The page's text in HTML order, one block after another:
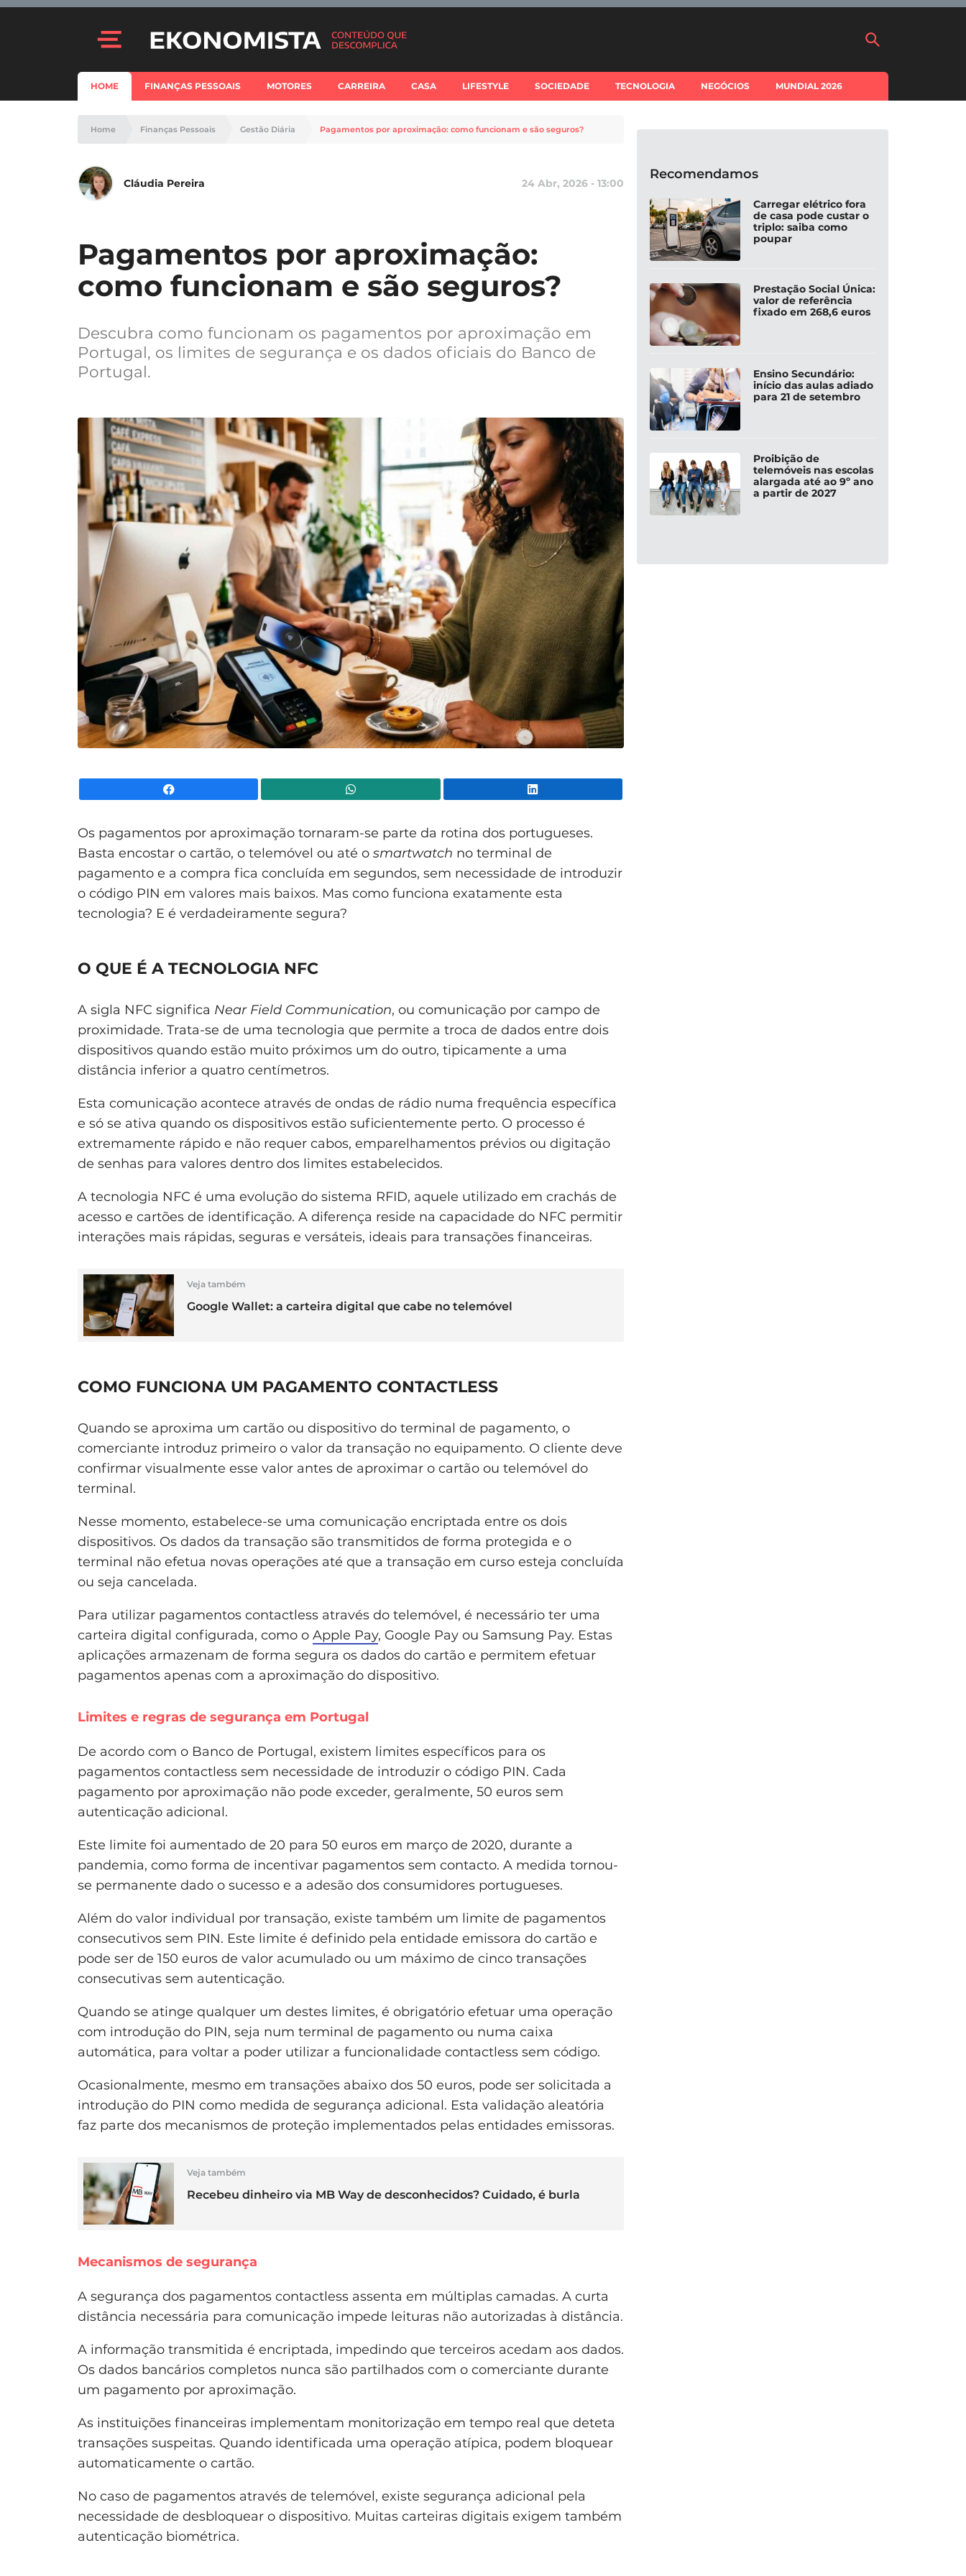
HOME FINANÇAS PESSOAIS MOTORES CARREIRA CASA LIFESTYLE SOCIEDADE TECNOLOGIA NEGÓCIOS MUNDIAL 2026
Home Finanças Pessoais Gestão Diária Pagamentos por aproximação: como funcionam e são seguros?
Cláudia Pereira 24 Abr, 2026 - 13:00
Pagamentos por aproximação:
como funcionam e são seguros?
Descubra como funcionam os pagamentos por aproximação em
Portugal, os limites de segurança e os dados oficiais do Banco de
Portugal.
Os pagamentos por aproximação tornaram-se parte da rotina dos portugueses.
Basta encostar o cartão, o telemóvel ou até o smartwatch no terminal de
pagamento e a compra fica concluída em segundos, sem necessidade de introduzir
o código PIN em valores mais baixos. Mas como funciona exatamente esta
tecnologia? E é verdadeiramente segura?
O QUE É A TECNOLOGIA NFC
A sigla NFC significa Near Field Communication, ou comunicação por campo de
proximidade. Trata-se de uma tecnologia que permite a troca de dados entre dois
dispositivos quando estão muito próximos um do outro, tipicamente a uma
distância inferior a quatro centímetros.
Esta comunicação acontece através de ondas de rádio numa frequência específica
e só se ativa quando os dispositivos estão suficientemente perto. O processo é
extremamente rápido e não requer cabos, emparelhamentos prévios ou digitação
de senhas para valores dentro dos limites estabelecidos.
A tecnologia NFC é uma evolução do sistema RFID, aquele utilizado em crachás de
acesso e cartões de identificação. A diferença reside na capacidade do NFC permitir
interações mais rápidas, seguras e versáteis, ideais para transações financeiras.
Veja também
Google Wallet: a carteira digital que cabe no telemóvel
COMO FUNCIONA UM PAGAMENTO CONTACTLESS
Quando se aproxima um cartão ou dispositivo do terminal de pagamento, o
comerciante introduz primeiro o valor da transação no equipamento. O cliente deve
confirmar visualmente esse valor antes de aproximar o cartão ou telemóvel do
terminal.
Nesse momento, estabelece-se uma comunicação encriptada entre os dois
dispositivos. Os dados da transação são transmitidos de forma protegida e o
terminal não efetua novas operações até que a transação em curso esteja concluída
ou seja cancelada.
Para utilizar pagamentos contactless através do telemóvel, é necessário ter uma
carteira digital configurada, como o Apple Pay, Google Pay ou Samsung Pay. Estas
aplicações armazenam de forma segura os dados do cartão e permitem efetuar
pagamentos apenas com a aproximação do dispositivo.
Limites e regras de segurança em Portugal
De acordo com o Banco de Portugal, existem limites específicos para os
pagamentos contactless sem necessidade de introduzir o código PIN. Cada
pagamento por aproximação não pode exceder, geralmente, 50 euros sem
autenticação adicional.
Este limite foi aumentado de 20 para 50 euros em março de 2020, durante a
pandemia, como forma de incentivar pagamentos sem contacto. A medida tornou-
se permanente dado o sucesso e a adesão dos consumidores portugueses.
Além do valor individual por transação, existe também um limite de pagamentos
consecutivos sem PIN. Este limite é definido pela entidade emissora do cartão e
pode ser de 150 euros de valor acumulado ou um máximo de cinco transações
consecutivas sem autenticação.
Quando se atinge qualquer um destes limites, é obrigatório efetuar uma operação
com introdução do PIN, seja num terminal de pagamento ou numa caixa
automática, para voltar a poder utilizar a funcionalidade contactless sem código.
Ocasionalmente, mesmo em transações abaixo dos 50 euros, pode ser solicitada a
introdução do PIN como medida de segurança adicional. Esta validação aleatória
faz parte dos mecanismos de proteção implementados pelas entidades emissoras.
Veja também
Recebeu dinheiro via MB Way de desconhecidos? Cuidado, é burla
Mecanismos de segurança
A segurança dos pagamentos contactless assenta em múltiplas camadas. A curta
distância necessária para comunicação impede leituras não autorizadas à distância.
A informação transmitida é encriptada, impedindo que terceiros acedam aos dados.
Os dados bancários completos nunca são partilhados com o comerciante durante
um pagamento por aproximação.
As instituições financeiras implementam monitorização em tempo real que deteta
transações suspeitas. Quando identificada uma operação atípica, podem bloquear
automaticamente o cartão.
No caso de pagamentos através de telemóvel, existe segurança adicional pela
necessidade de desbloquear o dispositivo. Muitas carteiras digitais exigem também
autenticação biométrica.
Recomendamos
Carregar elétrico fora
de casa pode custar o
triplo: saiba como
poupar
Prestação Social Única:
valor de referência
fixado em 268,6 euros
Ensino Secundário:
início das aulas adiado
para 21 de setembro
Proibição de
telemóveis nas escolas
alargada até ao 9º ano
a partir de 2027